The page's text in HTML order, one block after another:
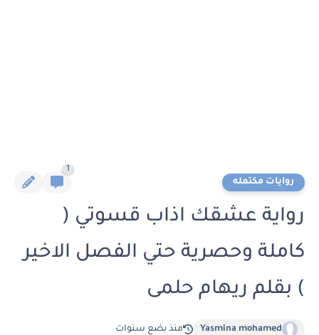
روايات مكتمله
1
رواية عشقك اذاب قسوتي (
كاملة وحصرية حتي الفصل الاخير
) بقلم ريهام حلمى
Yasmina mohamed منذ بضع سنوات